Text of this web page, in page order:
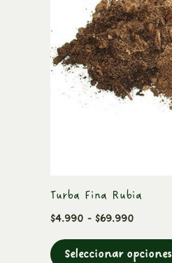
Turba Fina Rubia
$4.990 - $69.990
Seleccionar opciones